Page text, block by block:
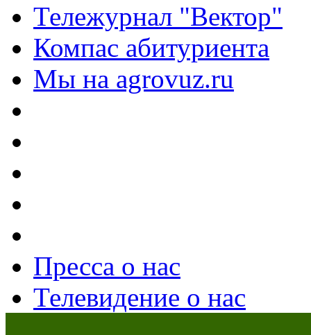
Тележурнал "Вектор"
Компас абитуриента
Мы на agrovuz.ru
Пресса о нас
Телевидение о нас